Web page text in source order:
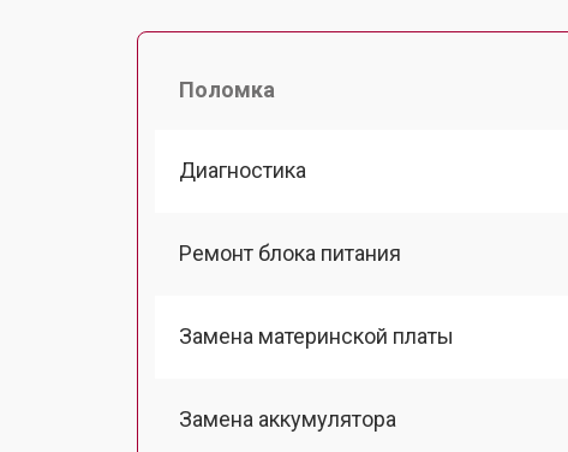
Поломка
Диагностика
Ремонт блока питания
Замена материнской платы
Замена аккумулятора